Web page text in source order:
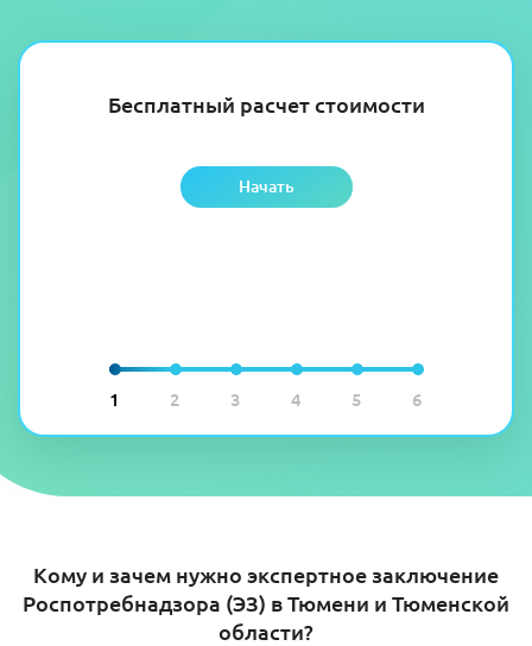
1 2 3 4 5 6
Бесплатный расчет стоимости
Начать
Кому и зачем нужно экспертное заключение
Роспотребнадзора (ЭЗ) в Тюмени и Тюменской
области?